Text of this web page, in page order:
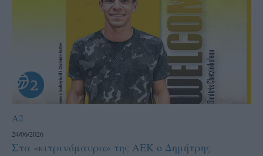
A2
24/06/2026
Στα «κιτρινόμαυρα» της ΑΕΚ ο Δημήτρης